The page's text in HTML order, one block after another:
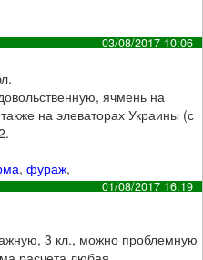
03/08/2017 10:06
ячмень на
на элеваторах Украины (с
,фураж,
01/08/2017 16:19
3 кл., можно проблемную